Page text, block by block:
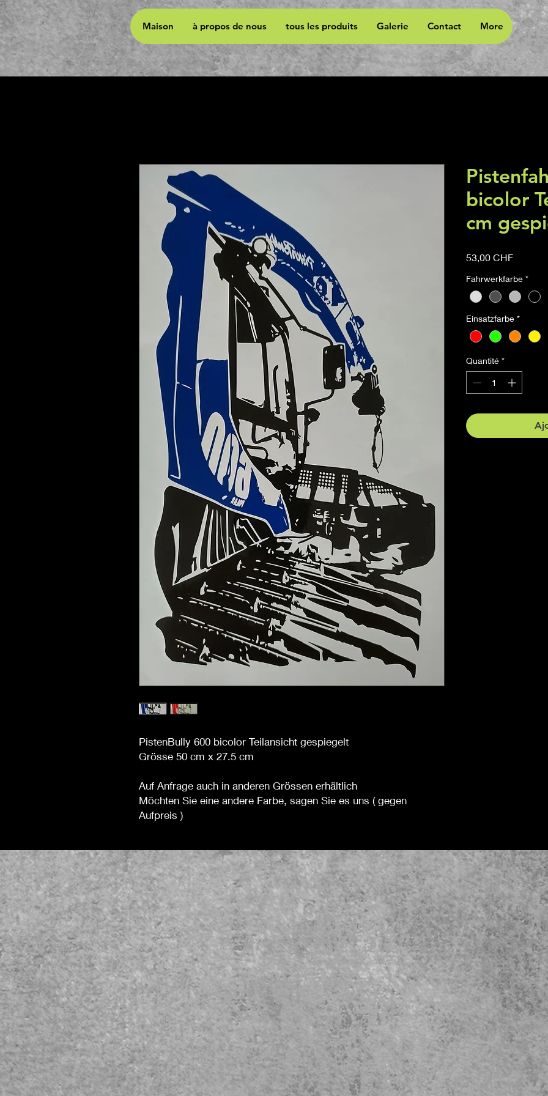
Maison à propos de nous tous les produits Galerie Contact More
PistenBully 600 bicolor Teilansicht gespiegelt
Grösse 50 cm x 27.5 cm
Auf Anfrage auch in anderen Grössen erhältlich
Möchten Sie eine andere Farbe, sagen Sie es uns ( gegen
Aufpreis )
bicolor
cm
53,00 CHFPrix
Fahrwerkfarbe *
Einsatzfarbe *
Quantité *